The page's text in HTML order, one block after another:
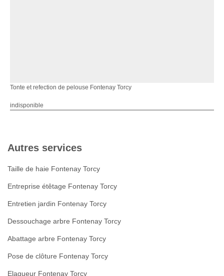
Tonte et refection de pelouse Fontenay Torcy
indisponible
Autres services
Taille de haie Fontenay Torcy
Entreprise étêtage Fontenay Torcy
Entretien jardin Fontenay Torcy
Dessouchage arbre Fontenay Torcy
Abattage arbre Fontenay Torcy
Pose de clôture Fontenay Torcy
Elagueur Fontenay Torcy